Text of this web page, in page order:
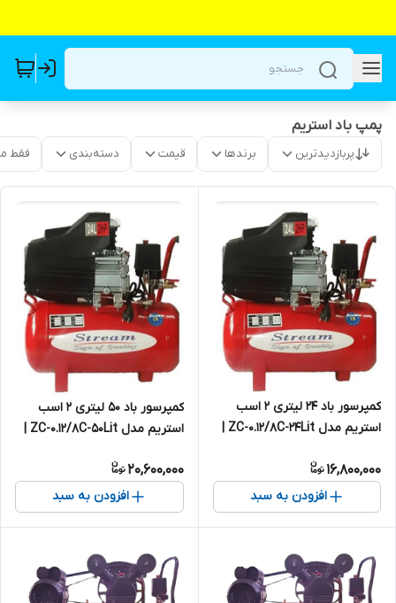
پمپ باد استریم
پربازدیدترین برندها قیمت دسته‌بندی فقط
کمپرسور باد ۲۴ لیتری ۲ اسب
استریم مدل ZC-0.12/8C-24Lit |
16,800,000
افزودن به سبد
کمپرسور باد ۵۰ لیتری ۲ اسب
استریم مدل ZC-0.12/8C-50Lit |
20,600,000
افزودن به سبد